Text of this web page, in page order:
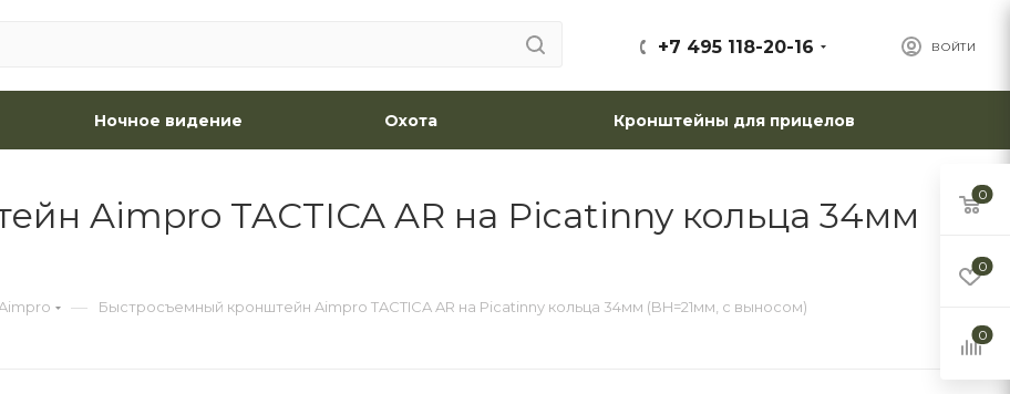
ВОЙТИ
+7 495 118-20-16
Ночное видение Охота Кронштейны для прицелов
Aimpro TACTICA AR на Picatinny кольца 34мм
Aimpro — Быстросъемный кронштейн Aimpro TACTICA AR на Picatinny кольца 34мм (BH=21мм, с выносом)
0
0
0